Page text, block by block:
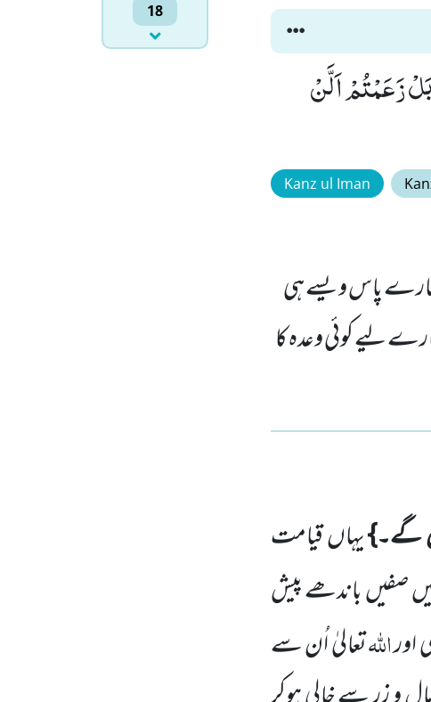
18
زَعَمْتُمْ اَلَّنْ
Kanz ul Iman
پاس ویسے ہی
لیے کوئی وعدہ کا
گے۔}یہاںقیامت
صفیںباندھے پیش
اوراللّٰہتعالیٰ اُن سے